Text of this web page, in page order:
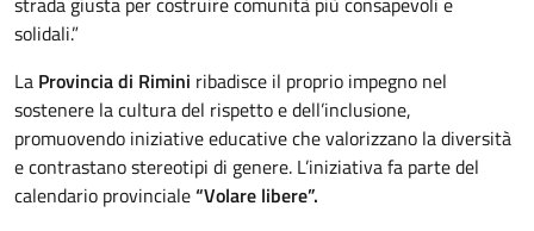
solidali.”
La Provincia di Rimini ribadisce il proprio impegno nel
sostenere la cultura del rispetto e dell’inclusione,
promuovendo iniziative educative che valorizzano la diversità
e contrastano stereotipi di genere. L’iniziativa fa parte del
calendario provinciale“Volare libere”.